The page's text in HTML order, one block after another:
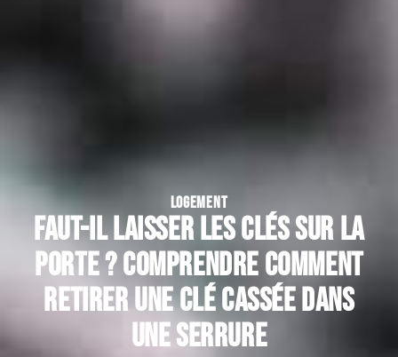
LOGEMENT
Faut-il laisser les clés sur la
porte ? comprendre comment
retirer une clé cassée dans
une serrure